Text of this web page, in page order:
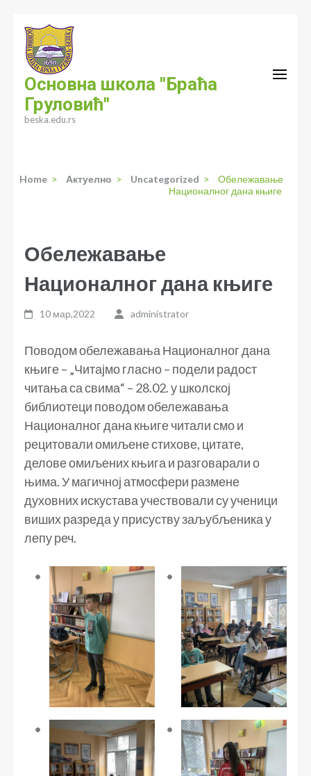
content
(Press
Enter)
Основна школа "Браћа
Груловић"
beska.edu.rs
Home > Актуелно > Uncategorized >
Обележавање
Националног дана књиге
Обележавање
Националног дана књиге
10 мар,2022 administrator
Поводом обележавања Националног дана
књиге – „Читајмо гласно – подели радост
читања са свима“ – 28.02. у школској
библиотеци поводом обележавања
Националног дана књиге читали смо и
рецитовали омиљене стихове, цитате,
делове омиљених књига и разговарали о
њима. У магичној атмосфери размене
духовних искустава учествовали су ученици
виших разреда у присуству заљубљеника у
лепу реч.